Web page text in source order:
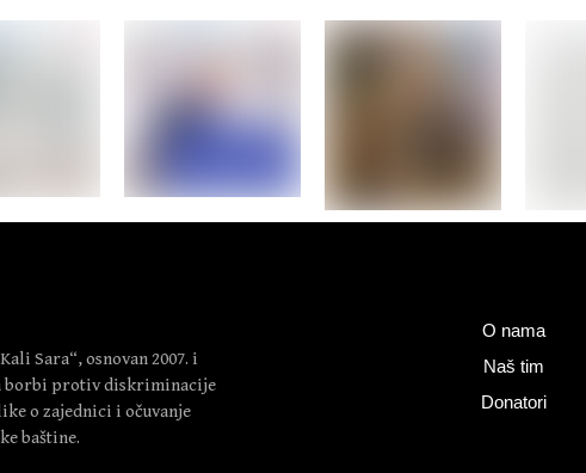
Sara“, osnovan 2007. i
borbi protiv diskriminacije
o zajednici i očuvanje
baštine.
O nama
Naš tim
Donatori